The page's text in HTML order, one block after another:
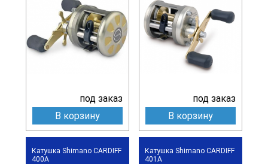
под заказ
В корзину
под заказ
В корзину
Катушка Shimano CARDIFF
400A
Катушка Shimano CARDIFF
401A